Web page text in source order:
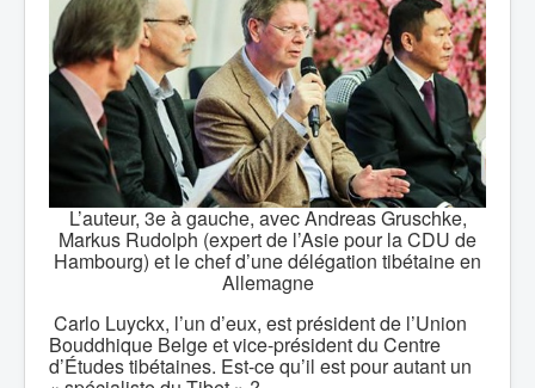
L’auteur, 3e à gauche, avec Andreas Gruschke,
Markus Rudolph (expert de l’Asie pour la CDU de
Hambourg) et le chef d’une délégation tibétaine en
Allemagne
Carlo Luyckx, l’un d’eux, est président de l’Union
Bouddhique Belge et vice-président du Centre
d’Études tibétaines. Est-ce qu’il est pour autant un